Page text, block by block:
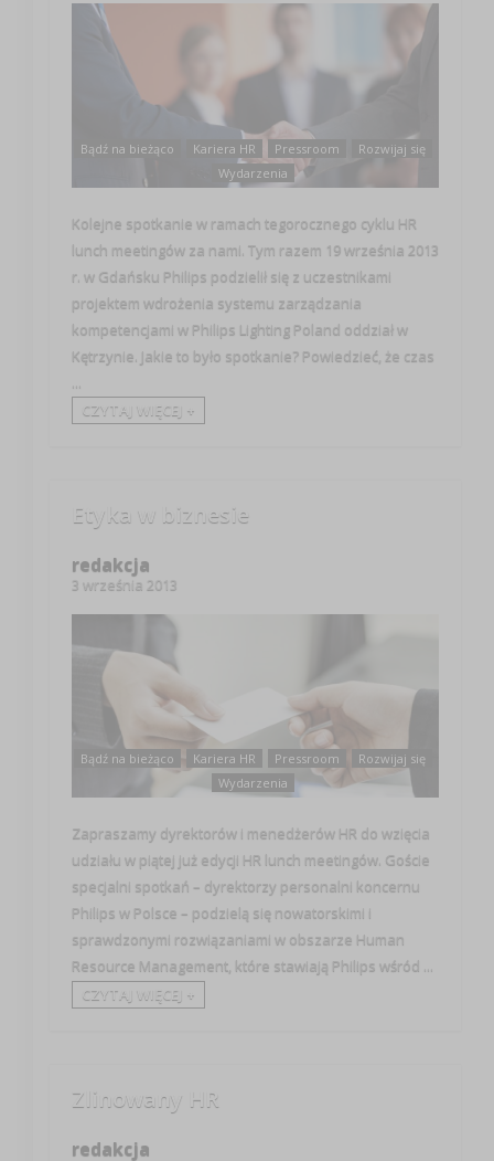
Bądź na bieżąco Kariera HR Pressroom
Rozwijaj się
Wydarzenia
Kolejne spotkanie w ramach tegorocznego cyklu HR
lunch meetingów za nami. Tym razem 19 września 2013
r. w Gdańsku Philips podzielił się z uczestnikami
projektem wdrożenia systemu zarządzania
kompetencjami w Philips Lighting Poland oddział w
Kętrzynie. Jakie to było spotkanie? Powiedzieć, że czas
...
CZYTAJ WIĘCEJ +
Etyka w biznesie
redakcja
3 września 2013
Bądź na bieżąco Kariera HR Pressroom
Rozwijaj się
Wydarzenia
Zapraszamy dyrektorów i menedżerów HR do wzięcia
udziału w piątej już edycji HR lunch meetingów. Goście
specjalni spotkań – dyrektorzy personalni koncernu
Philips w Polsce – podzielą się nowatorskimi i
sprawdzonymi rozwiązaniami w obszarze Human
Resource Management, które stawiają Philips wśród ...
CZYTAJ WIĘCEJ +
Zlinowany HR
redakcja